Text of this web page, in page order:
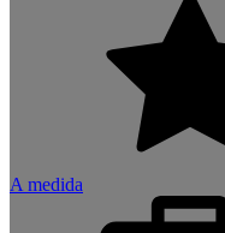
A medida